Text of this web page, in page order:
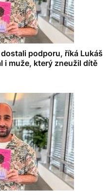
podporu, říká Lukáš
i muže, který zneužil dítě